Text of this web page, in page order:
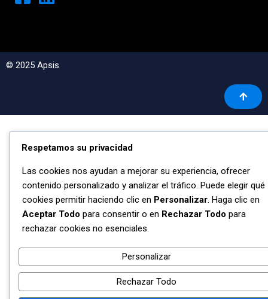
© 2025 Apsis
Respetamos su privacidad
Las cookies nos ayudan a mejorar su experiencia, ofrecer
contenido personalizado y analizar el tráfico. Puede elegir qué
cookies permitir haciendo clic en Personalizar. Haga clic en
Aceptar Todo para consentir o en Rechazar Todo para
rechazar cookies no esenciales.
Personalizar
Rechazar Todo